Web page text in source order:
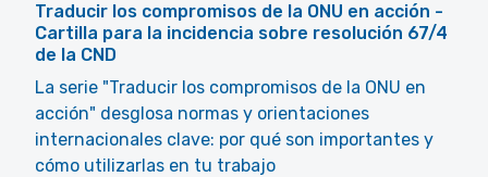
Traducir los compromisos de la ONU en acción -
Cartilla para la incidencia sobre resolución 67/4
de la CND
La serie "Traducir los compromisos de la ONU en
acción" desglosa normas y orientaciones
internacionales clave: por qué son importantes y
cómo utilizarlas en tu trabajo